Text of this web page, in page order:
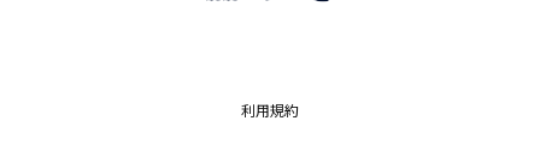
利用規約